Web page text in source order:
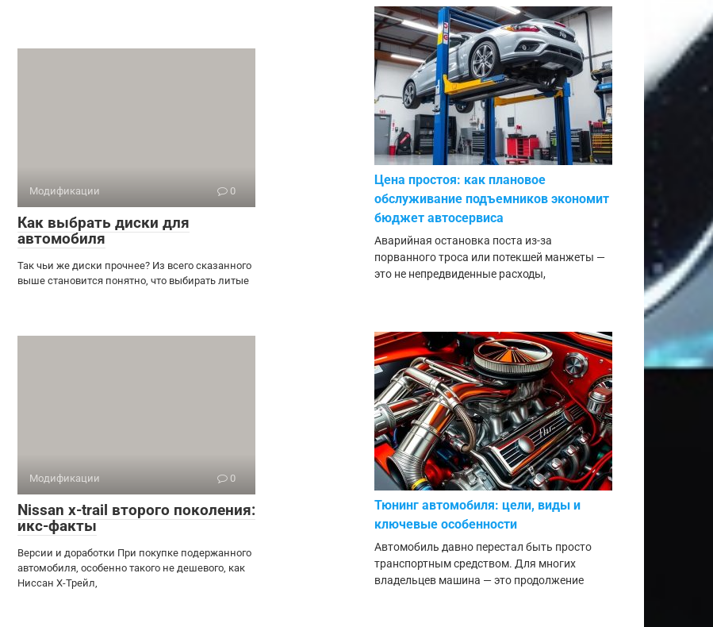
Модификации 0
Как выбрать диски для
автомобиля
Так чьи же диски прочнее? Из всего сказанного
выше становится понятно, что выбирать литые
Модификации 0
Nissan x-trail второго поколения:
икс-факты
Версии и доработки При покупке подержанного
автомобиля, особенно такого не дешевого, как
Ниссан Х-Трейл,
Цена простоя: как плановое
обслуживание подъемников экономит
бюджет автосервиса
Аварийная остановка поста из-за
порванного троса или потекшей манжеты —
это не непредвиденные расходы,
Тюнинг автомобиля: цели, виды и
ключевые особенности
Автомобиль давно перестал быть просто
транспортным средством. Для многих
владельцев машина — это продолжение